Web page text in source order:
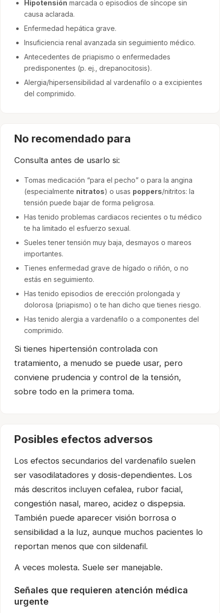
Hipotensión marcada o episodios de síncope sin
causa aclarada.
Enfermedad hepática grave.
Insuficiencia renal avanzada sin seguimiento médico.
Antecedentes de priapismo o enfermedades
predisponentes (p. ej., drepanocitosis).
Alergia/hipersensibilidad al vardenafilo o a excipientes
del comprimido.
No recomendado para
Consulta antes de usarlo si:
Tomas medicación “para el pecho” o para la angina
(especialmente nitratos) o usas poppers/nitritos: la
tensión puede bajar de forma peligrosa.
Has tenido problemas cardiacos recientes o tu médico
te ha limitado el esfuerzo sexual.
Sueles tener tensión muy baja, desmayos o mareos
importantes.
Tienes enfermedad grave de hígado o riñón, o no
estás en seguimiento.
Has tenido episodios de erección prolongada y
dolorosa (priapismo) o te han dicho que tienes riesgo.
Has tenido alergia a vardenafilo o a componentes del
comprimido.
Si tienes hipertensión controlada con
tratamiento, a menudo se puede usar, pero
conviene prudencia y control de la tensión,
sobre todo en la primera toma.
Posibles efectos adversos
Los efectos secundarios del vardenafilo suelen
ser vasodilatadores y dosis-dependientes. Los
más descritos incluyen cefalea, rubor facial,
congestión nasal, mareo, acidez o dispepsia.
También puede aparecer visión borrosa o
sensibilidad a la luz, aunque muchos pacientes lo
reportan menos que con sildenafil.
A veces molesta. Suele ser manejable.
Señales que requieren atención médica
urgente